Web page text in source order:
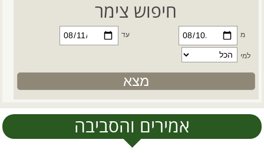
חיפוש צימר
מ עד
למי
אמירים והסביבה